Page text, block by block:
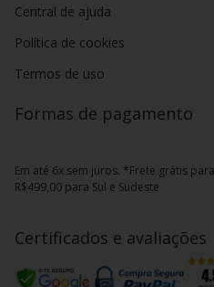
Central de ajuda
Política de cookies
Termos de uso
Formas de pagamento
Em até 6x sem juros. *Frete grátis
R$499,00 para Sul e Sudeste
Certificados e avaliações